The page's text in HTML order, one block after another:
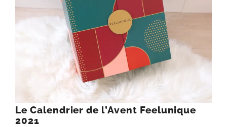
Le Calendrier de l’Avent Feelunique
2021